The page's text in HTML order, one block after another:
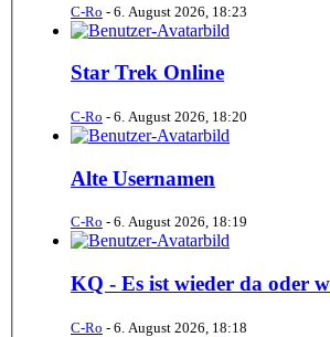
C-Ro - 6. August 2026, 18:23
Star Trek Online
C-Ro - 6. August 2026, 18:20
Alte Usernamen
C-Ro - 6. August 2026, 18:19
KQ - Es ist wieder da oder
C-Ro - 6. August 2026, 18:18